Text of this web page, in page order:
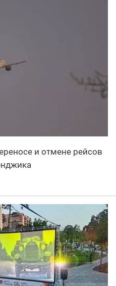
и отмене рейсов